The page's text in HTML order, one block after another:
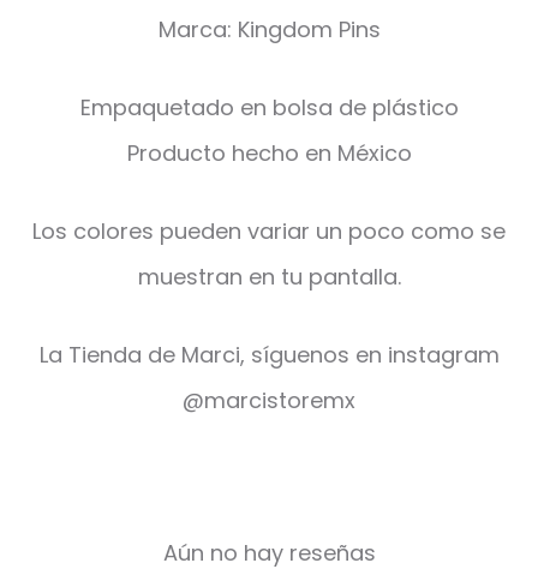
Marca: Kingdom Pins
Empaquetado en bolsa de plástico
Producto hecho en México
Los colores pueden variar un poco como se
muestran en tu pantalla.
La Tienda de Marci, síguenos en instagram
@marcistoremx
Aún no hay reseñas